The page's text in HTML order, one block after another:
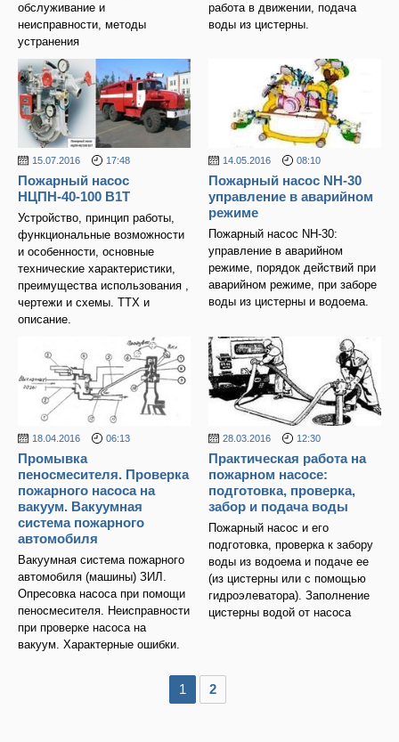
обслуживание и
неисправности, методы
устранения
работа в движении, подача
воды из цистерны.
15.07.2016 17:48
Пожарный насос
НЦПН-40-100 В1Т
Устройство, принцип работы,
функциональные возможности
и особенности, основные
технические характеристики,
преимущества использования ,
чертежи и схемы. ТТХ и
описание.
14.05.2016 08:10
Пожарный насос NH-30
управление в аварийном
режиме
Пожарный насос NH-30:
управление в аварийном
режиме, порядок действий при
аварийном режиме, при заборе
воды из цистерны и водоема.
18.04.2016 06:13
Промывка
пеносмесителя. Проверка
пожарного насоса на
вакуум. Вакуумная
система пожарного
автомобиля
Вакуумная система пожарного
автомобиля (машины) ЗИЛ.
Опресовка насоса при помощи
пеносмесителя. Неисправности
при проверке насоса на
вакуум. Характерные ошибки.
28.03.2016 12:30
Практическая работа на
пожарном насосе:
подготовка, проверка,
забор и подача воды
Пожарный насос и его
подготовка, проверка к забору
воды из водоема и подаче ее
(из цистерны или с помощью
гидроэлеватора). Заполнение
цистерны водой от насоса
1 2